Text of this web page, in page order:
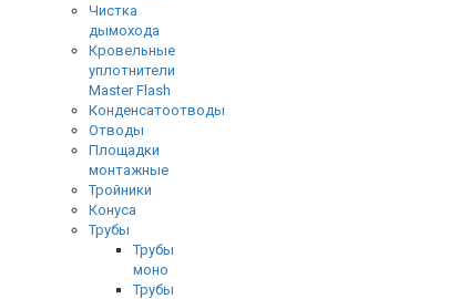
Чистка
дымохода
Кровельные
уплотнители
Master Flash
Конденсатоотводы
Отводы
Площадки
монтажные
Тройники
Конуса
Трубы
Трубы
моно
Трубы